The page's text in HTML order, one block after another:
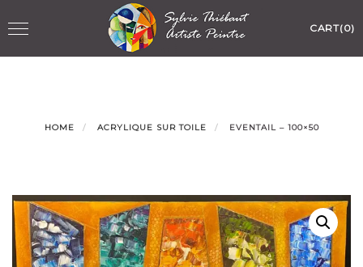
to
content
Toggle CART(0)
HOME ACRYLIQUE SUR TOILE EVENTAIL – 100×50